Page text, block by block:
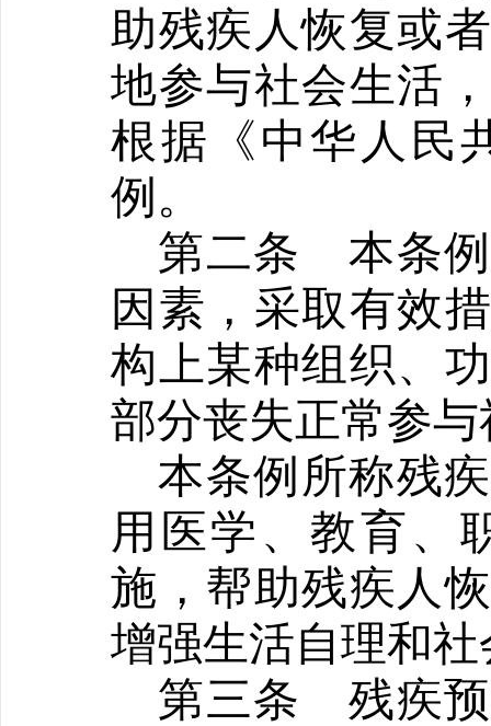
助残疾人恢复或
地参与社会生活
根据《中华人民
例。
第二条本条
因素，采取有效
构上某种组织、
部分丧失正常参
本条例所称残
用医学、教育、
施，帮助残疾人
增强生活自理和
第三条残疾